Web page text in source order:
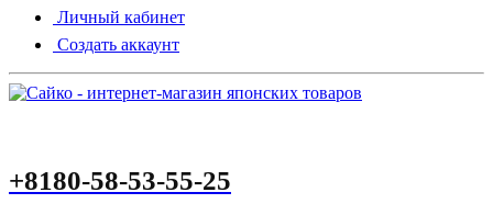
Личный кабинет
Создать аккаунт
+8180-58-53-55-25